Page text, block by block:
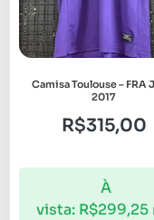
Camisa Toulouse – FRA
2017
R$315,00
À
vista: R$299,25